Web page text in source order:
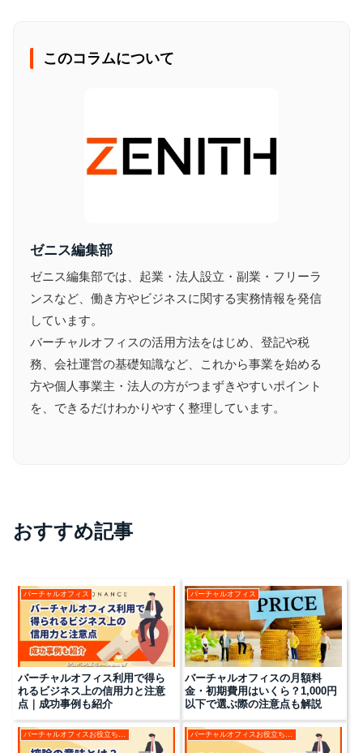
このコラムについて
ゼニス編集部
ゼニス編集部では、起業・法人設立・副業・フリーラ
ンスなど、働き方やビジネスに関する実務情報を発信
しています。
バーチャルオフィスの活用方法をはじめ、登記や税
務、会社運営の基礎知識など、これから事業を始める
方や個人事業主・法人の方がつまずきやすいポイント
を、できるだけわかりやすく整理しています。
おすすめ記事
バーチャルオフィス
バーチャルオフィス利用で得ら
れるビジネス上の信用力と注意
点｜成功事例も紹介
バーチャルオフィス
バーチャルオフィスの月額料
金・初期費用はいくら？1,000円
以下で選ぶ際の注意点も解説
バーチャルオフィスお役立ちコラム バーチャルオフィスお役立ちコラム